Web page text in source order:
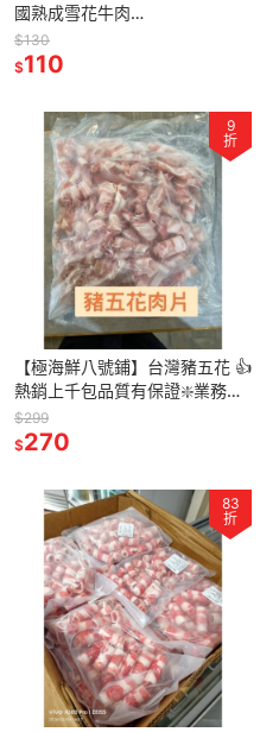
國熟成雪花牛肉
片-180G/0.25CM/包，肉質Q
彈、油脂豐富
$130
$110
9
折
【極海鮮八號鋪】台灣豬五花 👍
熱銷上千包品質有保證❇️業務包1
公斤裝⭕火鍋肉片⭕燒烤片👌
$299
$270
83
折